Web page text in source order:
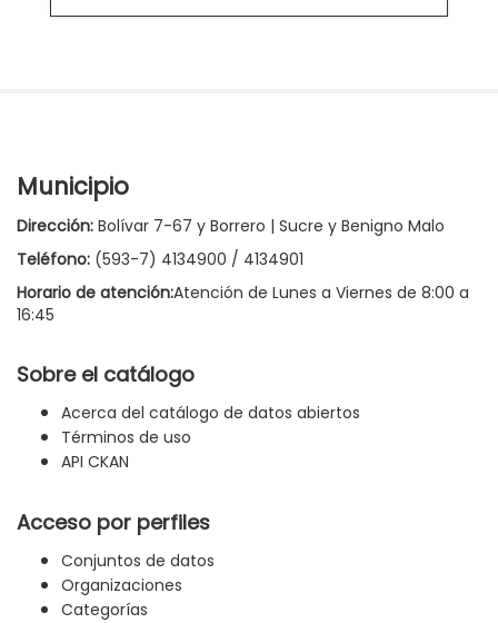
Municipio
Dirección: Bolívar 7-67 y Borrero | Sucre y Benigno Malo
Teléfono: (593-7) 4134900 / 4134901
Horario de atención:Atención de Lunes a Viernes de 8:00 a
16:45
Sobre el catálogo
Acerca del catálogo de datos abiertos
Términos de uso
API CKAN
Acceso por perfiles
Conjuntos de datos
Organizaciones
Categorías